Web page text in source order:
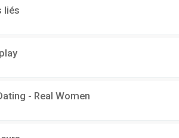
liés
- Real Women